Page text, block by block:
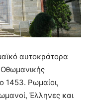
αυτοκράτορα
1453. Ρωμαίοι,
Έλληνες και